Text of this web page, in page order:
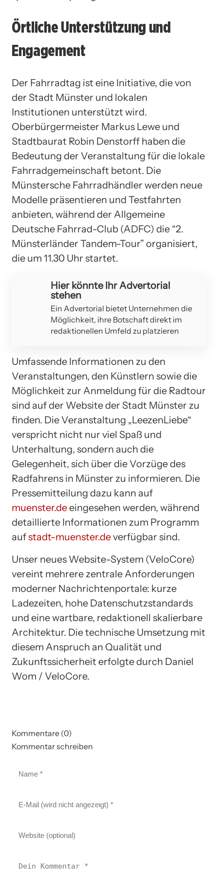
Örtliche Unterstützung und
Engagement
Der Fahrradtag ist eine Initiative, die von
der Stadt Münster und lokalen
Institutionen unterstützt wird.
Oberbürgermeister Markus Lewe und
Stadtbaurat Robin Denstorff haben die
Bedeutung der Veranstaltung für die lokale
Fahrradgemeinschaft betont. Die
Münstersche Fahrradhändler werden neue
Modelle präsentieren und Testfahrten
anbieten, während der Allgemeine
Deutsche Fahrrad-Club (ADFC) die “2.
Münsterländer Tandem-Tour” organisiert,
die um 11.30 Uhr startet.
Hier könnte Ihr Advertorial
stehen
Ein Advertorial bietet Unternehmen die
Möglichkeit, ihre Botschaft direkt im
redaktionellen Umfeld zu platzieren
Umfassende Informationen zu den
Veranstaltungen, den Künstlern sowie die
Möglichkeit zur Anmeldung für die Radtour
sind auf der Website der Stadt Münster zu
finden. Die Veranstaltung „LeezenLiebe“
verspricht nicht nur viel Spaß und
Unterhaltung, sondern auch die
Gelegenheit, sich über die Vorzüge des
Radfahrens in Münster zu informieren. Die
Pressemitteilung dazu kann auf
muenster.deeingesehen werden, während
detaillierte Informationen zum Programm
auf stadt-muenster.deverfügbar sind.
Unser neues Website-System (VeloCore)
vereint mehrere zentrale Anforderungen
moderner Nachrichtenportale: kurze
Ladezeiten, hohe Datenschutzstandards
und eine wartbare, redaktionell skalierbare
Architektur. Die technische Umsetzung mit
diesem Anspruch an Qualität und
Zukunftssicherheit erfolgte durch Daniel
Wom / VeloCore.
Kommentare (0)
Kommentar schreiben